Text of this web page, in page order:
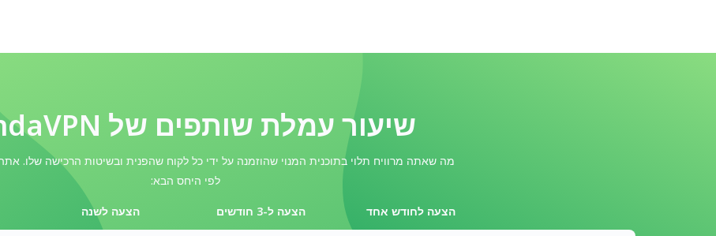
שיעור עמלת שותפים של PandaVPN
מה שאתה מרוויח תלוי בתוכנית המנוי שהוזמנה על ידי כל לקוח שהפנית ובשיטות הרכישה שלו.
לפי היחס הבא:
הצעה לחודש אחד הצעה ל-3 חודשים הצעה לשנה